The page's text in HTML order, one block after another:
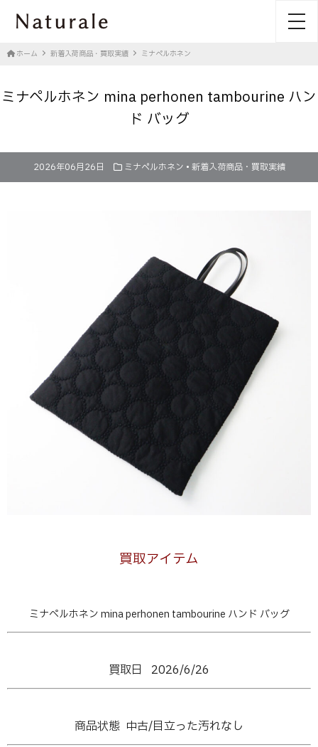
ホーム 新着入荷商品・買取実績 ミナペルホネン
ミナペルホネン mina perhonen tambourine ハン
ド バッグ
2026年06月26日 ミナペルホネン • 新着入荷商品・買取実績
買取アイテム
ミナペルホネン mina perhonen tambourine ハンド バッグ
買取日 2026/6/26
商品状態 中古/目立った汚れなし